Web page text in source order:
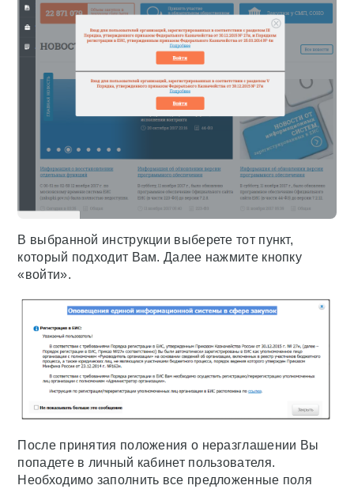
В выбранной инструкции выберете тот пункт,
который подходит Вам. Далее нажмите кнопку
«войти».
После принятия положения о неразглашении Вы
попадете в личный кабинет пользователя.
Необходимо заполнить все предложенные поля